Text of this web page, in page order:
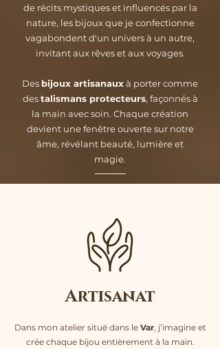
de récits mystiques et influencés par la
nature, les bijoux que je confectionne
vagabondent d'un univers à un autre,
invitant aux rêves et aux voyages.
Des bijoux artisanauxà porter comme
destalismans protecteurs, façonnés à
la main avec soin. Chaque création
devient une fenêtre ouverte sur notre
âme, révélant beauté, lumière et
magie.
Artisanat
Dans mon atelier situé dans le Var, j’imagine et
crée chaque bijou entièrement à la main.